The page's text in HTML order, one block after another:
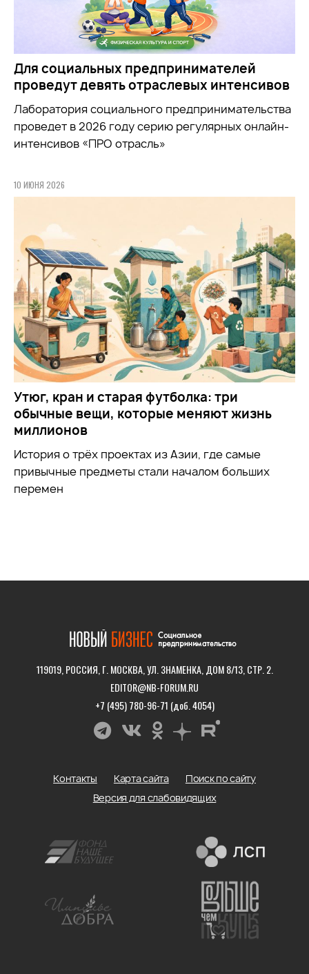
Для социальных предпринимателей
проведут девять отраслевых интенсивов
Лаборатория социального предпринимательства
проведет в 2026 году серию регулярных онлайн-
интенсивов «ПРО отрасль»
10 ИЮНЯ 2026
Утюг, кран и старая футболка: три
обычные вещи, которые меняют жизнь
миллионов
История о трёх проектах из Азии, где самые
привычные предметы стали началом больших
перемен
119019, РОССИЯ, Г. МОСКВА, УЛ. ЗНАМЕНКА, ДОМ 8/13, СТР. 2.
EDITOR@NB-FORUM.RU
+7 (495) 780-96-71 (доб. 4054)
Контакты Карта сайта
Поиск по сайту
Версия для слабовидящих